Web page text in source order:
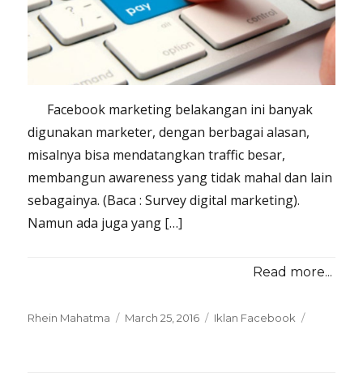
Facebook marketing belakangan ini banyak
digunakan marketer, dengan berbagai alasan,
misalnya bisa mendatangkan traffic besar,
membangun awareness yang tidak mahal dan lain
sebagainya. (Baca : Survey digital marketing).
Namun ada juga yang […]
Read more...
Rhein Mahatma
Posted
March 25, 2016 Categories
Iklan Facebook